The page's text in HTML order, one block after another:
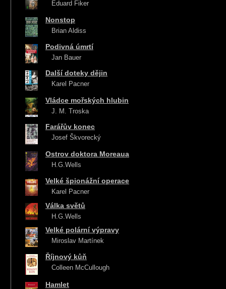
Eduard Fiker
Nonstop
Brian Aldiss
Podivná úmrtí
Jan Bauer
Další doteky dějin
Karel Pacner
Vládce mořských hlubin
J. M. Troska
Farářův konec
Josef Škvorecký
Ostrov doktora Moreaua
H.G.Wells
Velké špionážní operace
Karel Pacner
Válka světů
H.G.Wells
Velké polární výpravy
Miroslav Martínek
Říjnový kůň
Colleen McCullough
Hamlet